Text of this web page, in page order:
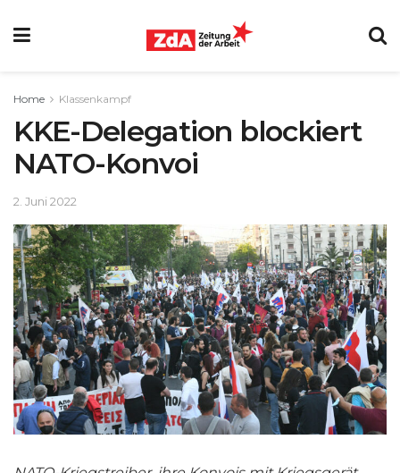
Home Klassenkampf
KKE-Delegation blockiert
NATO-Konvoi
2. Juni 2022